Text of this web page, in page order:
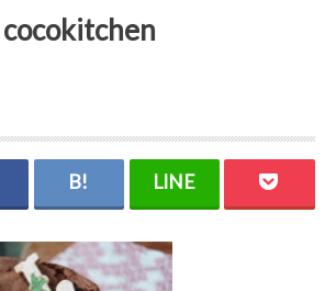
cocokitchen